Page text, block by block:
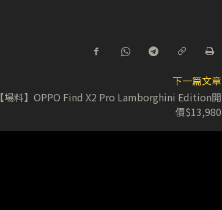
下一篇文章
【場料】OPPO Find X2 Pro Lamborghini Edition開
價$13,980